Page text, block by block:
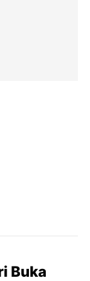
Buka